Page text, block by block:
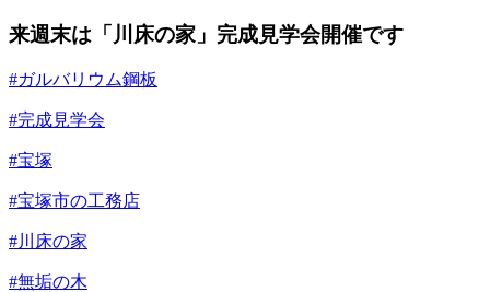
来週末は「川床の家」完成見学会開催です
#ガルバリウム鋼板
#完成見学会
#宝塚
#宝塚市の工務店
#川床の家
#無垢の木